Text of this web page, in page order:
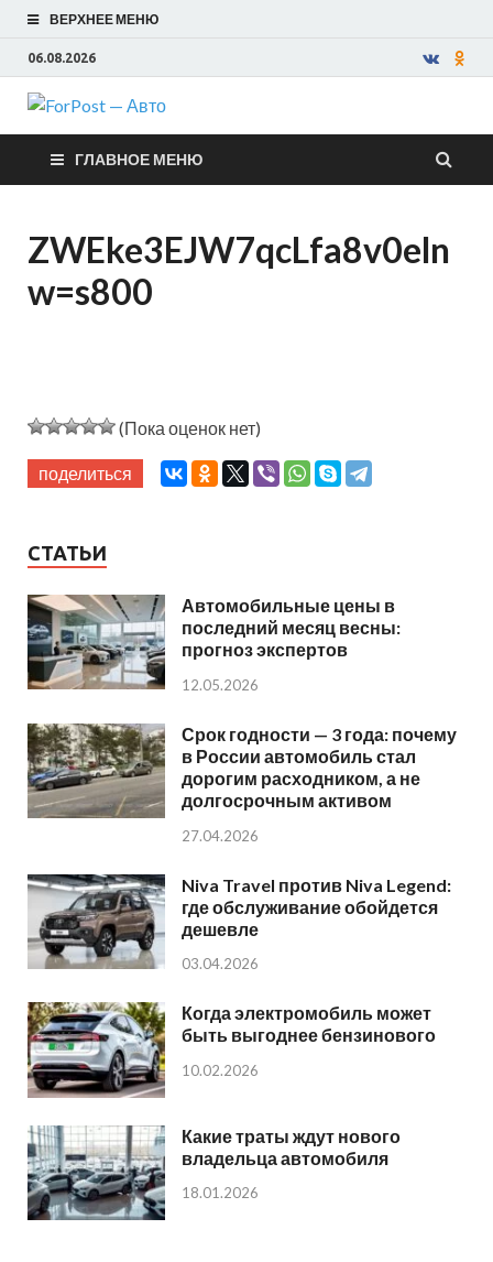
ВЕРХНЕЕ МЕНЮ
06.08.2026
ForPost —
Авто
ГЛАВНОЕ МЕНЮ
ZWEke3EJW7qcLfa8v0eln
w=s800
(Пока оценок нет)
поделиться
СТАТЬИ
Автомобильные цены в
последний месяц весны:
прогноз экспертов
12.05.2026
Срок годности — 3 года: почему
в России автомобиль стал
дорогим расходником, а не
долгосрочным активом
27.04.2026
Niva Travel против Niva Legend:
где обслуживание обойдется
дешевле
03.04.2026
Когда электромобиль может
быть выгоднее бензинового
10.02.2026
Какие траты ждут нового
владельца автомобиля
18.01.2026